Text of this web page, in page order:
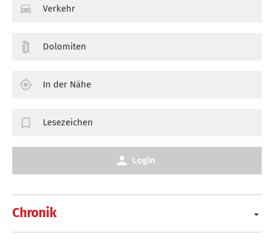
Chronik
Verkehr
Dolomiten
In der Nähe
Lesezeichen
Login